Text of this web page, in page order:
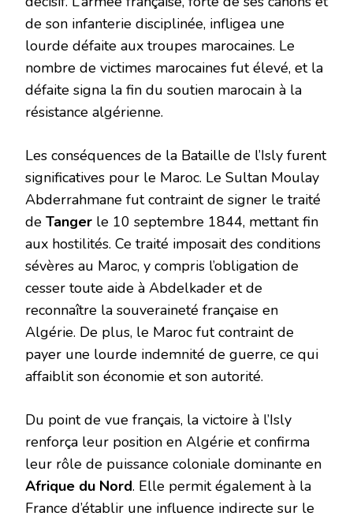
de son infanterie disciplinée, infligea une
lourde défaite aux troupes marocaines. Le
nombre de victimes marocaines fut élevé, et la
défaite signa la fin du soutien marocain à la
résistance algérienne.
Les conséquences de la Bataille de l’Isly furent
significatives pour le Maroc. Le Sultan Moulay
Abderrahmane fut contraint de signer le traité
de Tanger le 10 septembre 1844, mettant fin
aux hostilités. Ce traité imposait des conditions
sévères au Maroc, y compris l’obligation de
cesser toute aide à Abdelkader et de
reconnaître la souveraineté française en
Algérie. De plus, le Maroc fut contraint de
payer une lourde indemnité de guerre, ce qui
affaiblit son économie et son autorité.
Du point de vue français, la victoire à l’Isly
renforça leur position en Algérie et confirma
leur rôle de puissance coloniale dominante en
Afrique du Nord. Elle permit également à la
France d’établir une influence indirecte sur le